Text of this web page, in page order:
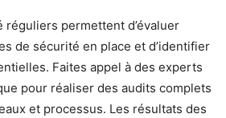
réguliers permettent d’évaluer
de sécurité en place et d’identifier
Faites appel à des experts
pour réaliser des audits complets
et processus. Les résultats des